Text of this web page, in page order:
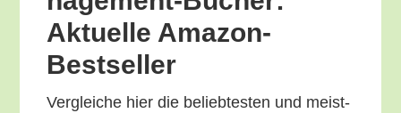
Aktu­el­le Amazon-
Bestseller
Ver­glei­che hier die belieb­tes­ten und meist­